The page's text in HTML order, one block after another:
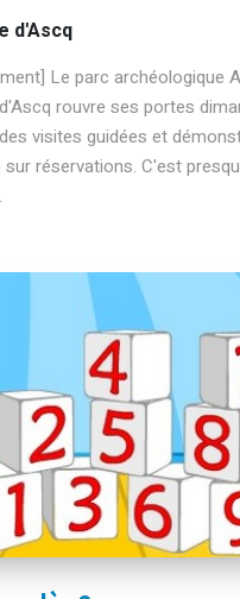
d'Ascq
Le parc archéologique
rouvre ses portes
visites guidées et
sur réservations. C'est